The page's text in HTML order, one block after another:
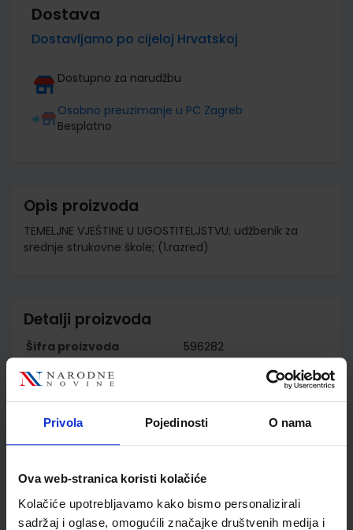
Privola Pojedinosti O nama
Ova web-stranica koristi kolačiće
Kolačiće upotrebljavamo kako bismo personalizirali
sadržaj i oglase, omogućili značajke društvenih medija i
Dostava
Dostavljamo po cijeloj Hrvatskoj
Dostupno za narudžbu
Osobno preuzimanje u PC Zagreb
Besplatno
Opis proizvoda
TEMELJNE VJEŠTINE U UGOSTITELJSTVU; udžbenik za
srednje strukovne škole; (1.razred)
Detalji proizvoda
Šifra proizvoda
596282
Nakladnik
ŠKOLSKA KNJIGA d.d.
Školski razred
10 1.RAZRED SŠ
Vrsta škole
3 STRUKOVNA
Reg br min
8270